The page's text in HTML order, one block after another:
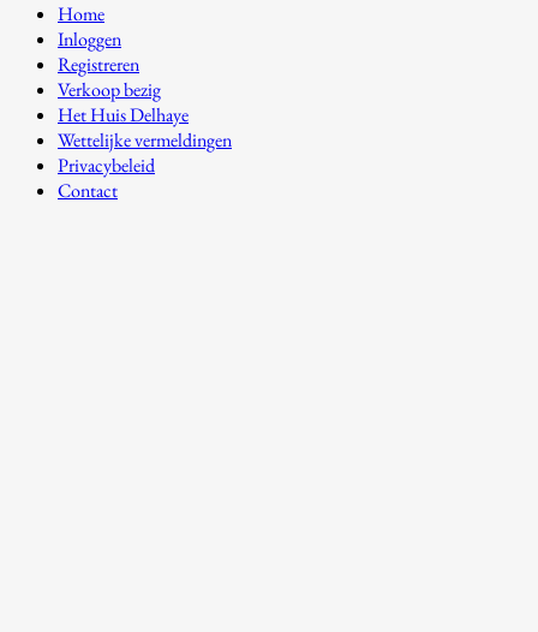
Home
Inloggen
Registreren
Verkoop bezig
Het Huis Delhaye
Wettelijke vermeldingen
Privacybeleid
Contact